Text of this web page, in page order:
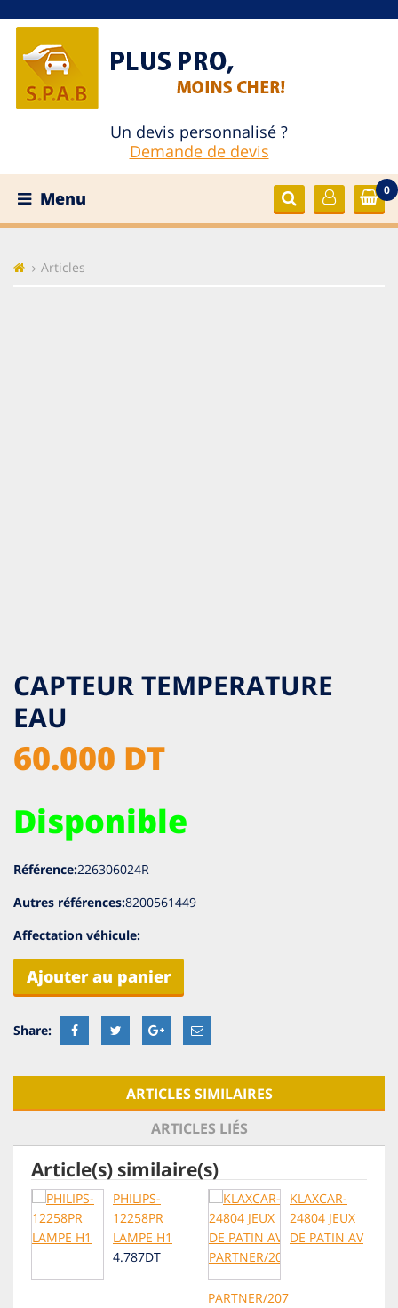
Un devis personnalisé ?
Demande de devis
0
Menu
Articles
CAPTEUR TEMPERATURE
EAU
60.000 DT
Disponible
Référence:226306024R
Autres références:8200561449
Affectation véhicule:
Ajouter au panier
ARTICLES SIMILAIRES
ARTICLES LIÉS
Article(s) similaire(s)
PHILIPS-
12258PR
LAMPE H1
4.787DT
KLAXCAR-
24804 JEUX
DE PATIN AV
PARTNER/207